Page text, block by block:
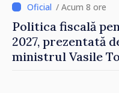
/ Acum 8 ore
Politica fiscală
2027, prezentată
ministrul Vasile